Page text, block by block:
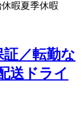
暇夏季休暇
証／転勤な
送ドライ